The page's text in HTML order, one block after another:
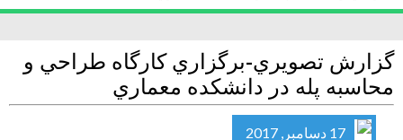
گزارش تصويري-برگزاري كارگاه طراحي و
محاسبه پله در دانشكده معماري
17 دسامبر, 2017